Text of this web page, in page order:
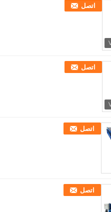
اتصل
اتصل
اتصل
اتصل